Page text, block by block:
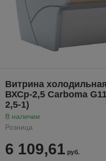
Витрина
ВХСр-2,5 Carboma
2,5-1)
В наличии
Розница
6 109,61 руб.